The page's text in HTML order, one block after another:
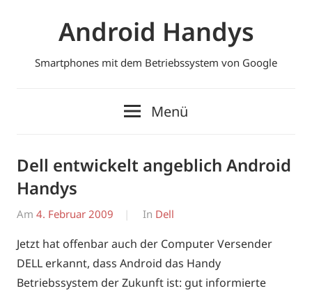
Android Handys
Smartphones mit dem Betriebssystem von Google
Menü
Dell entwickelt angeblich Android
Handys
Am 4. Februar 2009
Von
In Dell
Jetzt hat offenbar auch der Computer Versender
DELL erkannt, dass Android das Handy
Betriebssystem der Zukunft ist: gut informierte